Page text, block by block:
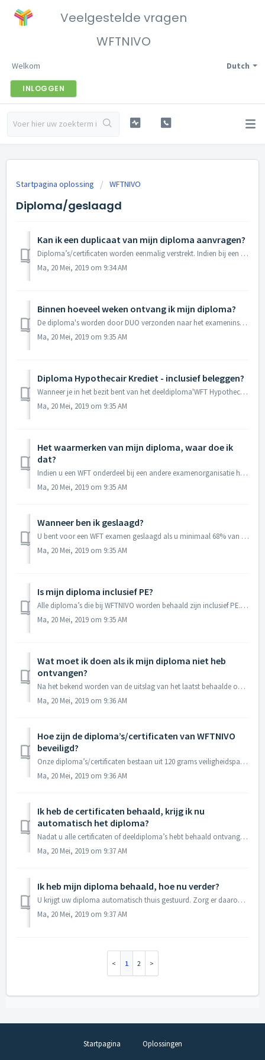
Veelgestelde vragen
WFTNIVO
Dutch
Welkom
INLOGGEN
Startpagina oplossing WFTNIVO
Diploma/geslaagd
Kan ik een duplicaat van mijn diploma aanvragen?
Diploma’s/certificaten worden eenmalig verstrekt. Indien bij een kandidaat diploma’s/certificaten verloren gaan, kan de kandidaat, via WFTNIVO, bij DUO een ...
Ma, 20 Mei, 2019 om 9:34 AM
Binnen hoeveel weken ontvang ik mijn diploma?
De diploma's worden door DUO verzonden naar het exameninstituut. Zodra wij de diploma's hebben ontvangen, sturen wij deze z.s.m. naar u op. De prakt...
Ma, 20 Mei, 2019 om 9:35 AM
Diploma Hypothecair Krediet - inclusief beleggen?
Wanneer je in het bezit bent van het deeldiploma'WFT Hypothecair Krediet algemeen' dan is dit exclusief het onderdeel beleggen. Wanneer je in het be...
Ma, 20 Mei, 2019 om 9:35 AM
Het waarmerken van mijn diploma, waar doe ik
dat?
Indien u een WFT onderdeel bij een andere examenorganisatie hebt afgelegd en het onbrekende onderdeel bij WFTNIVO wilt afleggen, dan dient u een gewaarmerk...
Ma, 20 Mei, 2019 om 9:35 AM
Wanneer ben ik geslaagd?
U bent voor een WFT examen geslaagd als u minimaal 68% van de vragen juist beantwoord hebt. In deze cesuur is rekening gehouden met de gokkans. Voorheen wa...
Ma, 20 Mei, 2019 om 9:35 AM
Is mijn diploma inclusief PE?
Alle diploma’s die bij WFTNIVO worden behaald zijn inclusief PE. Om welke PE het gaat, is afhankelijk van de periode waarin u het diploma hebt behaald. De P...
Ma, 20 Mei, 2019 om 9:35 AM
Wat moet ik doen als ik mijn diploma niet heb
ontvangen?
Na het bekend worden van de uitslag van het laatst behaalde onderdeel wordt het diploma danwel certificaat toegezonden of uitgereikt. Dit zal gebeuren binne...
Ma, 20 Mei, 2019 om 9:36 AM
Hoe zijn de diploma’s/certificaten van WFTNIVO
beveiligd?
Onze diploma’s/certificaten bestaan uit 120 grams veiligheidspapier, voorzien van een wereldwijd beschermd watermerk en onder UV-licht in drie kleuren oplic...
Ma, 20 Mei, 2019 om 9:36 AM
Ik heb de certificaten behaald, krijg ik nu
automatisch het diploma?
Nadat u alle certificaten of deeldiploma’s hebt behaald ontvangt u automatisch het diploma/certificaat. Dit zal gebeuren binnen de termijn die door CDFD en/...
Ma, 20 Mei, 2019 om 9:37 AM
Ik heb mijn diploma behaald, hoe nu verder?
U krijgt uw diploma automatisch thuis gestuurd. Zorg er daarom voor dat uw adresgegevens altijd up to date zijn. Indien u het diploma of certificaat niet bi...
Ma, 20 Mei, 2019 om 9:37 AM
1 2
Startpagina Oplossingen